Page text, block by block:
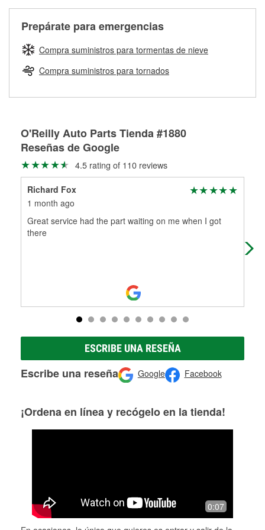
partes de reemplazo correctas para tu reparación.
Rectificación de tambores y discos de freno
Prepárate para emergencias
Compra suministros para tormentas de nieve
Compra suministros para tornados
O'Reilly Auto Parts Tienda #1880
Reseñas de Google
4.5 rating of 110 reviews
Richard Fox
1 month ago
Great service had the part waiting on me when I got
there
ESCRIBE UNA RESEÑA
Escribe una reseña Google Facebook
¡Ordena en línea y recógelo en la tienda!
0:07